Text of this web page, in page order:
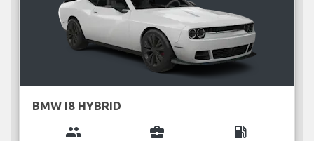
BMW I8 HYBRID
group business_center local_gas_station